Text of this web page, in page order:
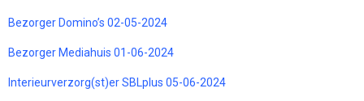
Bezorger Domino’s 02-05-2024
Bezorger Mediahuis 01-06-2024
Interieurverzorg(st)er SBLplus 05-06-2024